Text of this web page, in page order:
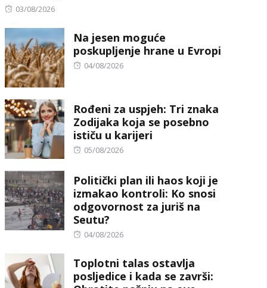
Posted
03/08/2026
Na jesen moguće
poskupljenje hrane u Evropi
Posted
04/08/2026
Rođeni za uspjeh: Tri znaka
Zodijaka koja se posebno
ističu u karijeri
Posted
05/08/2026
Politički plan ili haos koji je
izmakao kontroli: Ko snosi
odgovornost za juriš na
Seutu?
Posted
04/08/2026
Toplotni talas ostavlja
posljedice i kada se završi: